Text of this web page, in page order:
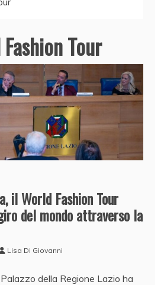
Tour
il World Fashion Tour
del mondo attraverso la
Lisa Di Giovanni
della Regione Lazio ha